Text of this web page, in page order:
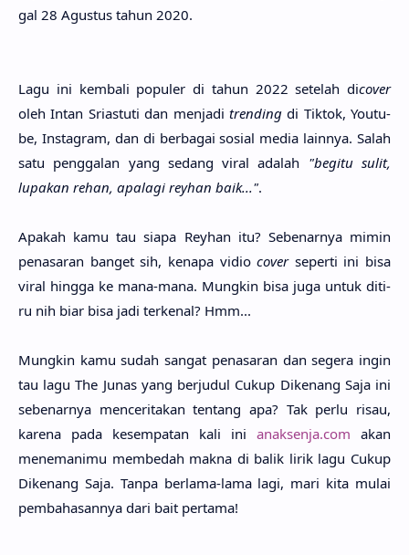
gal 28 Agus­tus tahun 2020.
Lagu ini kemba­li popu­ler di tahun 2022 sete­lah dicover
oleh Intan Sriastu­ti dan menja­di tren­dingdi Tik­tok, Youtu­
be, Instag­ram, dan di berba­gai sosi­al media lain­nya. Salah
satu pengga­lan yang sedang viral ada­lah "begi­tu sulit,
lupa­kan rehan, apala­gi rey­han baik...".
Apa­kah kamu tau siapa Rey­han itu? Sebenar­nya mimin
penasa­ran banget sih, kena­pa vidiocoverseper­ti ini bisa
viral hing­ga ke mana-mana. Mung­kin bisa juga untuk diti­
ru nih biar bisa jadi terke­nal? Hmm...
Mungkin kamu sudah sangat penasaran dan segera ingin
tau lagu The Junas yang berjudul Cukup Dikenang Saja ini
sebenarnya menceritakan tentang apa? Tak perlu risau,
karena pada kesempatan kali ini anaksenja.com akan
menemanimu membedah makna di balik lirik lagu Cukup
Dikenang Saja. Tanpa berlama-lama lagi, mari kita mulai
pembahasannya dari bait pertama!